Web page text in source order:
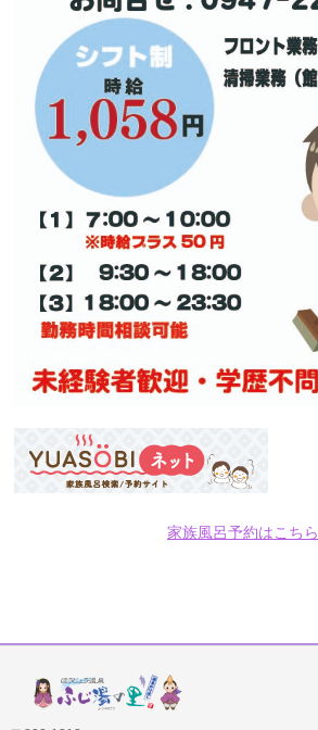
家族風呂予約はこちら